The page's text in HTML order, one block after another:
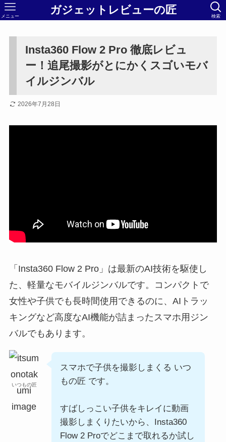
ガジェットレビューの匠 検索
メニュー
Insta360 Flow 2 Pro 徹底レビュ
ー！追尾撮影がとにかくスゴいモバ
イルジンバル
2026年7月28日
「Insta360 Flow 2 Pro」は最新のAI技術を駆使し
た、軽量なモバイルジンバルです。コンパクトで
女性や子供でも長時間使用できるのに、AIトラッ
キングなど高度なAI機能が詰まったスマホ用ジン
バルでもあります。
いつもの匠
スマホで子供を撮影しまくる いつ
もの匠 です。
すばしっこい子供をキレイに動画
撮影しまくりたいから、Insta360
Flow 2 Proでどこまで取れるか試し